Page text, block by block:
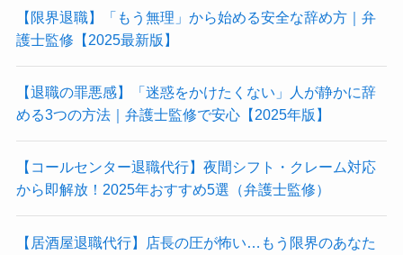
【限界退職】「もう無理」から始める安全な辞め方｜弁
護士監修【2025最新版】
【退職の罪悪感】「迷惑をかけたくない」人が静かに辞
める3つの方法｜弁護士監修で安心【2025年版】
【コールセンター退職代行】夜間シフト・クレーム対応
から即解放！2025年おすすめ5選（弁護士監修）
【居酒屋退職代行】店長の圧が怖い…もう限界のあなた